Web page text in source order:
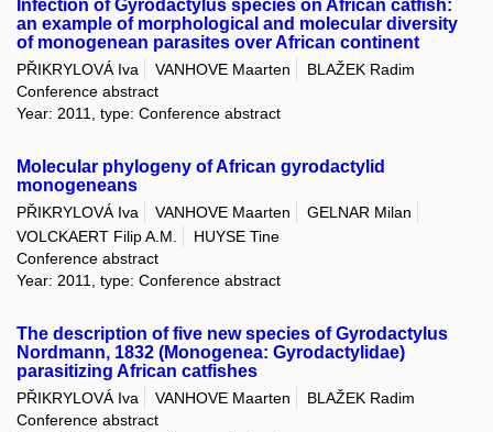
Infection of Gyrodactylus species on African catfish:
an example of morphological and molecular diversity
of monogenean parasites over African continent
PŘIKRYLOVÁ Iva VANHOVE Maarten
BLAŽEK Radim
Conference abstract
Year: 2011, type: Conference abstract
Molecular phylogeny of African gyrodactylid
monogeneans
PŘIKRYLOVÁ Iva VANHOVE Maarten
GELNAR Milan
VOLCKAERT Filip A.M.
HUYSE Tine
Conference abstract
Year: 2011, type: Conference abstract
The description of five new species of Gyrodactylus
Nordmann, 1832 (Monogenea: Gyrodactylidae)
parasitizing African catfishes
PŘIKRYLOVÁ Iva VANHOVE Maarten
BLAŽEK Radim
Conference abstract